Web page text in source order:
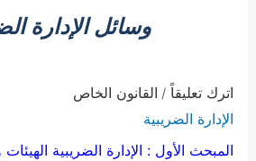
وسائل الإدارة
اترك تعليقاً / القانون الخاص
الإدارة الضريبية
المبحث الأول : الإدارة الضريبية